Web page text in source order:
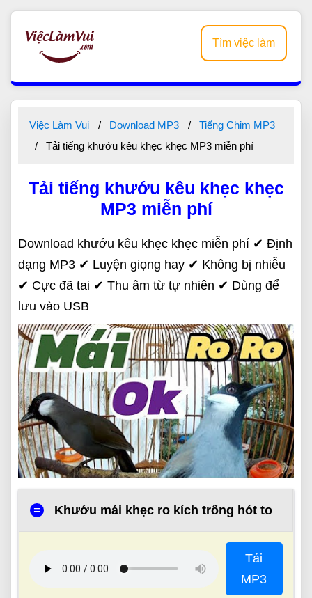
Tìm việc làm
Việc Làm Vui Download MP3
Tiếng Chim MP3
Tải tiếng khướu kêu khẹc khẹc MP3 miễn phí
Tải tiếng khướu kêu khẹc khẹc
MP3 miễn phí
Download khướu kêu khẹc khẹc miễn phí ✔ Định
dạng MP3 ✔ Luyện giọng hay ✔ Không bị nhiễu
✔ Cực đã tai ✔ Thu âm từ tự nhiên ✔ Dùng để
lưu vào USB
= Khướu mái khẹc ro kích trống hót to
Tải
MP3